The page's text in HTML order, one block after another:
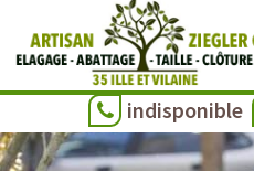
indisponible